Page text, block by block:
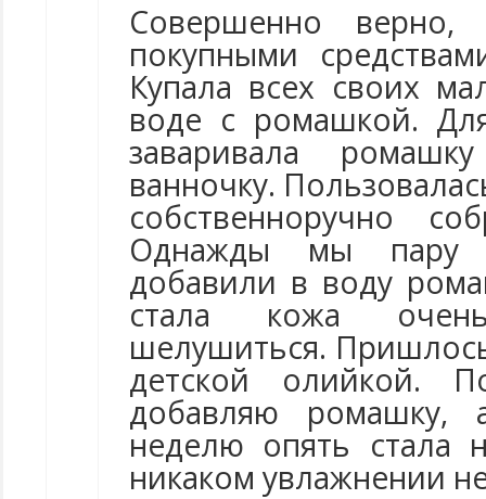
Совершенно
покупными
Купала всех своих
воде с ромашкой.
заваривала
ванночку.
собственноручно
Однажды мы пару
добавили в воду
стала кожа
шелушиться.
детской олийкой.
добавляю
неделю опять
никаком увлажнении